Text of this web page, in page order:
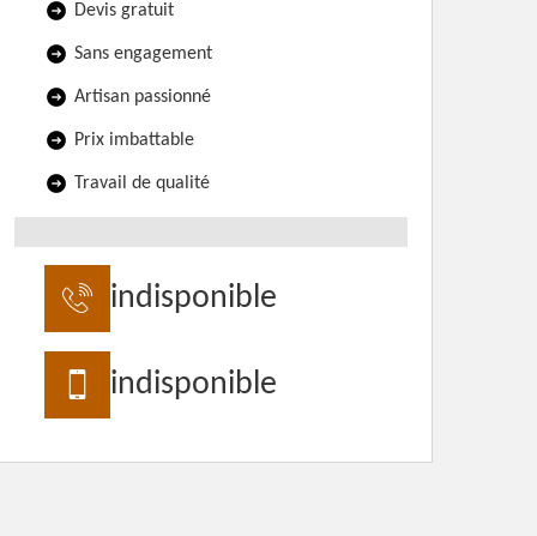
Devis gratuit
Sans engagement
Artisan passionné
Prix imbattable
Travail de qualité
indisponible
indisponible